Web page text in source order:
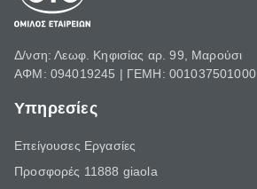
Δ/νση: Λεωφ. Κηφισίας αρ. 99, Μαρούσι
ΑΦΜ: 094019245 | ΓΕΜΗ: 001037501000
Υπηρεσίες
Επείγουσες Εργασίες
Προσφορές 11888 giaola